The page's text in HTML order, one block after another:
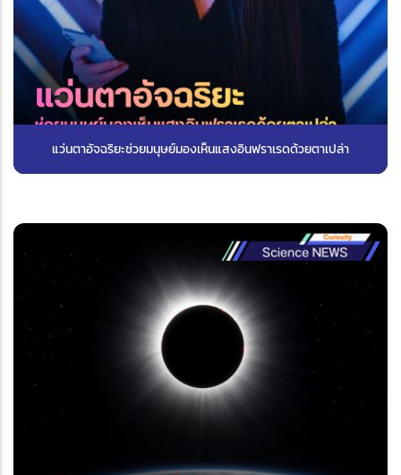
แว่นตาอัจฉริยะช่วยมนุษย์มองเห็นแสงอินฟราเรดด้วยตาเปล่า